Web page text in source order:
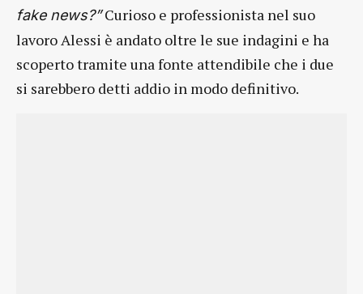
fake news?”Curioso e professionista nel suo
lavoro Alessi è andato oltre le sue indagini e ha
scoperto tramite una fonte attendibile che i due
si sarebbero detti addio in modo definitivo.